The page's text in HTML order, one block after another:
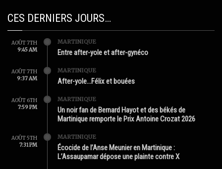
CES DERNIERS JOURS…
AOÛT 7TH
9:45 AM
MARTINIQUE
Entre after-yole et after-gynéco
AOÛT 7TH
9:37 AM
MARTINIQUE
After-yole…Félix et bouées
AOÛT 6TH
7:59 PM
MARTINIQUE
Un noir fan de Bernard Hayot et des békés de
Martinique remporte le Prix Antoine Crozat 2026
AOÛT 5TH
7:31 PM
MARTINIQUE
Écocide de l’Anse Meunier en Martinique :
L’Assaupamar dépose une plainte contre X